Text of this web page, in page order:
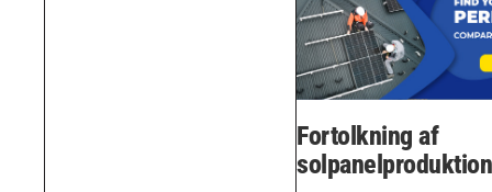
Fortolkning af